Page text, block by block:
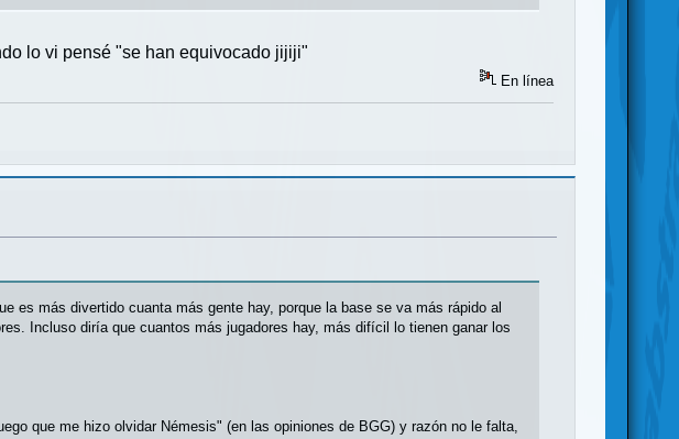
lo vi pensé "se han equivocado jijiji"
En línea
es más divertido cuanta más gente hay, porque la base se va más rápido al
Incluso diría que cuantos más jugadores hay, más difícil lo tienen ganar los
que me hizo olvidar Némesis" (en las opiniones de BGG) y razón no le falta,